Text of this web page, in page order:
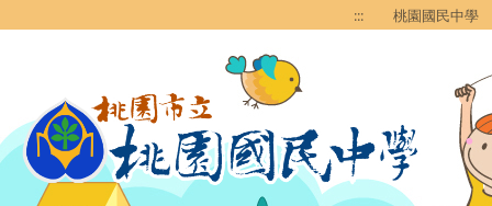
::: 桃園國民中學